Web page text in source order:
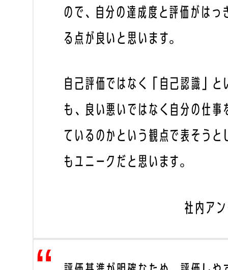
ので、自分の達成度と評価がはっ
る点が良いと思います。
自己評価ではなく「自己認識」と
も、良い悪いではなく自分の仕事
ているのかという観点で表そうと
もユニークだと思います。
社内ア